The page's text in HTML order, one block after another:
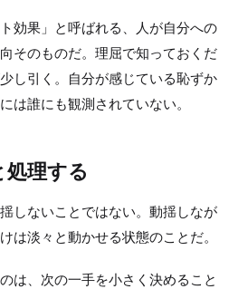
効果」と呼ばれる、人が自分への
そのものだ。理屈で知っておくだ
し引く。自分が感じている恥ずか
は誰にも観測されていない。
理する
しないことではない。動揺しなが
は淡々と動かせる状態のことだ。
は、次の一手を小さく決めること